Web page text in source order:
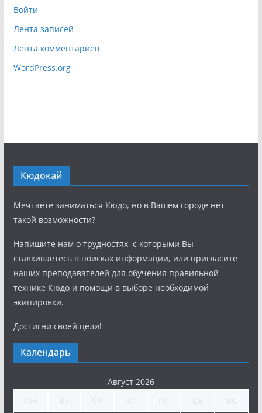
Войти
Лента записей
Лента комментариев
WordPress.org
Кюдокай
Мечтаете заниматься Кюдо, но в Вашем городе нет
такой возможности?
Напишите нам о трудностях, с которыми Вы
сталкиваетесь в поисках информации, или пригласите
наших преподавателей для обучения правильной
технике Кюдо и помощи в выборе необходимой
экипировки.
Достигни своей цели!
Календарь
Август 2026